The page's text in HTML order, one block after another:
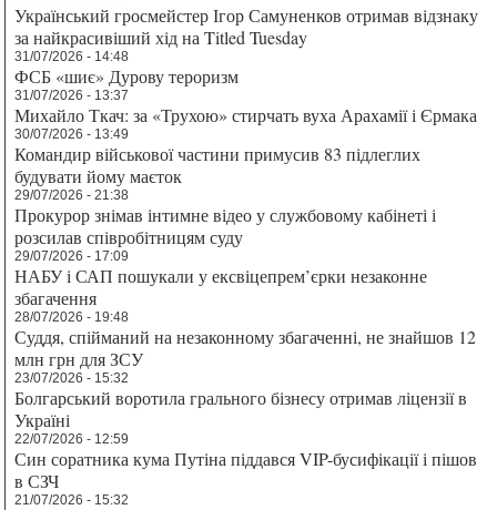
Український гросмейстер Ігор Самуненков отримав відзнаку
за найкрасивіший хід на Titled Tuesday
31/07/2026 - 14:48
ФСБ «шиє» Дурову тероризм
31/07/2026 - 13:37
Михайло Ткач: за «Трухою» стирчать вуха Арахамії і Єрмака
30/07/2026 - 13:49
Командир військової частини примусив 83 підлеглих
будувати йому маєток
29/07/2026 - 21:38
Прокурор знімав інтимне відео у службовому кабінеті і
розсилав співробітницям суду
29/07/2026 - 17:09
НАБУ і САП пошукали у ексвіцепрем’єрки незаконне
збагачення
28/07/2026 - 19:48
Суддя, спійманий на незаконному збагаченні, не знайшов 12
млн грн для ЗСУ
23/07/2026 - 15:32
Болгарський воротила грального бізнесу отримав ліцензії в
Україні
22/07/2026 - 12:59
Син соратника кума Путіна піддався VIP-бусифікації і пішов
в СЗЧ
21/07/2026 - 15:32